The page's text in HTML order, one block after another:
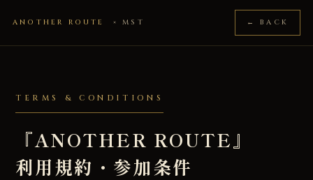
ANOTHER ROUTE × MST ← BACK
TERMS & CONDITIONS
『ANOTHER ROUTE』
利用規約・参加条件